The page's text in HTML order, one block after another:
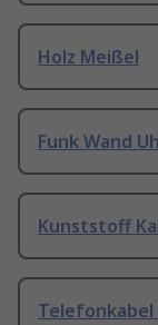
Holz Meißel
Funk Wand
Kunststoff